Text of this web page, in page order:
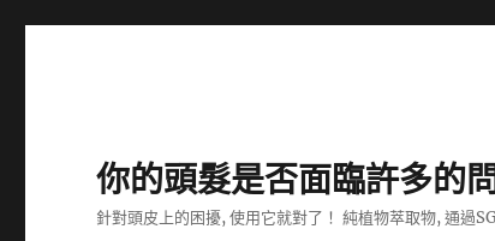
你的頭髮是否面臨許多的
針對頭皮上的困擾, 使用它就對了！ 純植物萃取物, 通過